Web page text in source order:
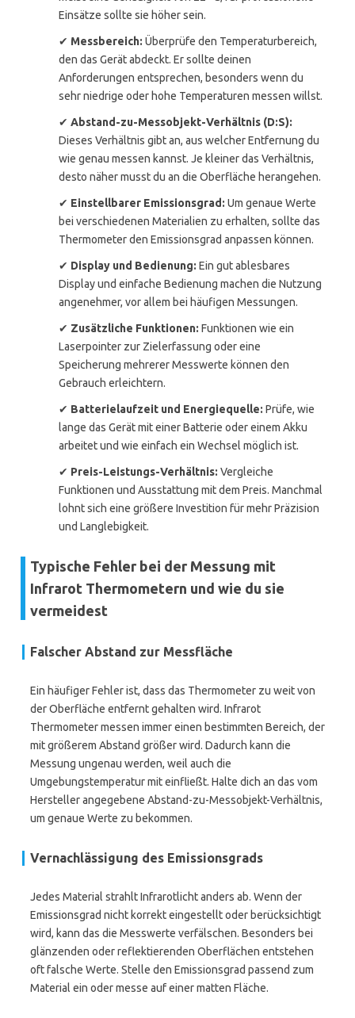
Einsätze sollte sie höher sein.
✔ Messbereich: Überprüfe den Temperaturbereich,
den das Gerät abdeckt. Er sollte deinen
Anforderungen entsprechen, besonders wenn du
sehr niedrige oder hohe Temperaturen messen willst.
✔ Abstand-zu-Messobjekt-Verhältnis (D:S):
Dieses Verhältnis gibt an, aus welcher Entfernung du
wie genau messen kannst. Je kleiner das Verhältnis,
desto näher musst du an die Oberfläche herangehen.
✔ Einstellbarer Emissionsgrad: Um genaue Werte
bei verschiedenen Materialien zu erhalten, sollte das
Thermometer den Emissionsgrad anpassen können.
✔ Display und Bedienung: Ein gut ablesbares
Display und einfache Bedienung machen die Nutzung
angenehmer, vor allem bei häufigen Messungen.
✔ Zusätzliche Funktionen: Funktionen wie ein
Laserpointer zur Zielerfassung oder eine
Speicherung mehrerer Messwerte können den
Gebrauch erleichtern.
✔ Batterielaufzeit und Energiequelle: Prüfe, wie
lange das Gerät mit einer Batterie oder einem Akku
arbeitet und wie einfach ein Wechsel möglich ist.
✔ Preis-Leistungs-Verhältnis: Vergleiche
Funktionen und Ausstattung mit dem Preis. Manchmal
lohnt sich eine größere Investition für mehr Präzision
und Langlebigkeit.
Typische Fehler bei der Messung mit
Infrarot Thermometern und wie du sie
vermeidest
Falscher Abstand zur Messfläche
Ein häufiger Fehler ist, dass das Thermometer zu weit von
der Oberfläche entfernt gehalten wird. Infrarot
Thermometer messen immer einen bestimmten Bereich, der
mit größerem Abstand größer wird. Dadurch kann die
Messung ungenau werden, weil auch die
Umgebungstemperatur mit einfließt. Halte dich an das vom
Hersteller angegebene Abstand-zu-Messobjekt-Verhältnis,
um genaue Werte zu bekommen.
Vernachlässigung des Emissionsgrads
Jedes Material strahlt Infrarotlicht anders ab. Wenn der
Emissionsgrad nicht korrekt eingestellt oder berücksichtigt
wird, kann das die Messwerte verfälschen. Besonders bei
glänzenden oder reflektierenden Oberflächen entstehen
oft falsche Werte. Stelle den Emissionsgrad passend zum
Material ein oder messe auf einer matten Fläche.